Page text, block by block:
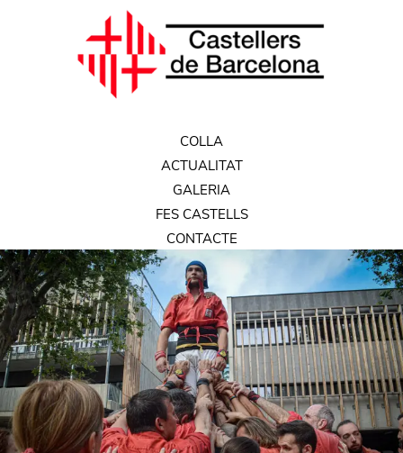
COLLA
ACTUALITAT
GALERIA
FES CASTELLS
CONTACTE